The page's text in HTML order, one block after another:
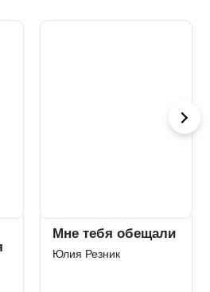
Мне тебя обещали
Юлия Резник